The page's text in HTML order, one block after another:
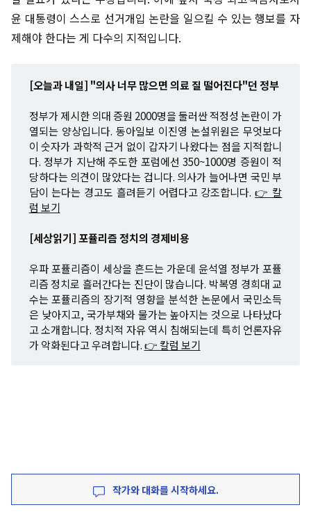
윤 대통령이 스스로 선거개입 논란을 일으킬 수 있는 행보를 자
제해야 한다는 게 다수의 지적입니다.
[오늘과 내일] "의사 너무 많으면 의료 질 떨어진다"던 정부
정부가 제시한 의대 증원 2000명을 둘러싼 적정성 논란이 가
열되는 양상입니다. 동아일보 이진영 논설위원은 무엇보다
이 숫자가 과학적 근거 없이 갑자기 나왔다는 점을 지적합니
다. 정부가 지난해 주도한 포럼에선 350~1000명 증원이 적
당하다는 의견이 많았다는 겁니다. 의사가 늘어나면 국민 부
담이 는다는 경고도 흘려듣기 어렵다고 강조합니다. 👉 칼
럼 보기
[세상읽기] 포퓰리즘 정치의 경제비용
우파 포퓰리즘이 세상을 흔드는 가운데 윤석열 정부가 포퓰
리즘 정치로 흘러간다는 진단이 많습니다. 박복영 경희대 교
수는 포퓰리즘의 장기적 영향을 분석한 논문에서 국민소득
은 낮아지고, 국가부채와 물가는 높아지는 것으로 나타났다
고 소개합니다. 정치적 자유 역시 침해되는데 특히 언론자유
가 악화된다고 우려합니다.👉 칼럼 보기
작가와 대화를 시작하세요.